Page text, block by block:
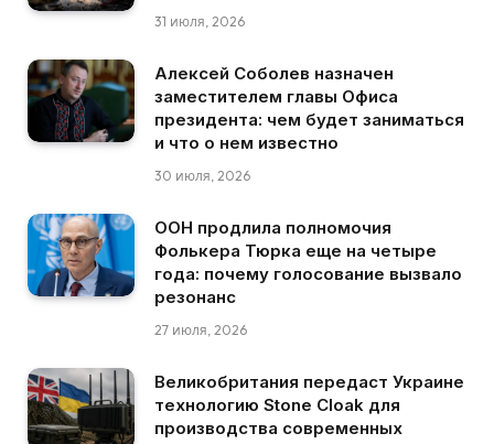
31 июля, 2026
Алексей Соболев назначен
заместителем главы Офиса
президента: чем будет заниматься
и что о нем известно
30 июля, 2026
ООН продлила полномочия
Фолькера Тюрка еще на четыре
года: почему голосование вызвало
резонанс
27 июля, 2026
Великобритания передаст Украине
технологию Stone Cloak для
производства современных